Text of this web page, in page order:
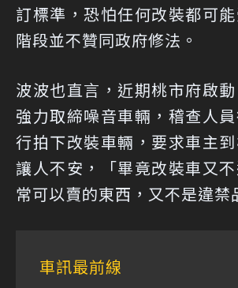
訂標準，恐怕任何改裝都可
階段並不贊同政府修法。
波波也直言，近期桃市府啟動
強力取締噪音車輛，稽查人
行拍下改裝車輛，要求車主
讓人不安，「畢竟改裝車又
常可以賣的東西，又不是違禁
車訊最前線